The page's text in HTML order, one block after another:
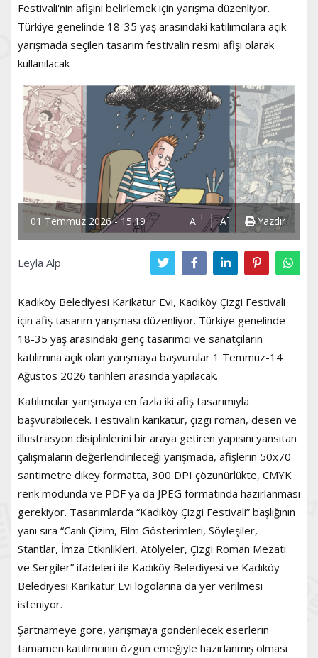
Festivali'nin afişini belirlemek için yarışma düzenliyor.
Türkiye genelinde 18-35 yaş arasındaki katılımcılara açık
yarışmada seçilen tasarım festivalin resmi afişi olarak
kullanılacak
01 Temmuz 2026 - 15:19 A + A- Yazdır
Leyla Alp
Kadıköy Belediyesi Karikatür Evi, Kadıköy Çizgi Festivali
için afiş tasarım yarışması düzenliyor. Türkiye genelinde
18-35 yaş arasındaki genç tasarımcı ve sanatçıların
katılımına açık olan yarışmaya başvurular 1 Temmuz-14
Ağustos 2026 tarihleri arasında yapılacak.
Katılımcılar yarışmaya en fazla iki afiş tasarımıyla
başvurabilecek. Festivalin karikatür, çizgi roman, desen ve
illüstrasyon disiplinlerini bir araya getiren yapısını yansıtan
çalışmaların değerlendirileceği yarışmada, afişlerin 50x70
santimetre dikey formatta, 300 DPI çözünürlükte, CMYK
renk modunda ve PDF ya da JPEG formatında hazırlanması
gerekiyor. Tasarımlarda “Kadıköy Çizgi Festivali” başlığının
yanı sıra “Canlı Çizim, Film Gösterimleri, Söyleşiler,
Stantlar, İmza Etkinlikleri, Atölyeler, Çizgi Roman Mezatı
ve Sergiler” ifadeleri ile Kadıköy Belediyesi ve Kadıköy
Belediyesi Karikatür Evi logolarına da yer verilmesi
isteniyor.
Şartnameye göre, yarışmaya gönderilecek eserlerin
tamamen katılımcının özgün emeğiyle hazırlanmış olması